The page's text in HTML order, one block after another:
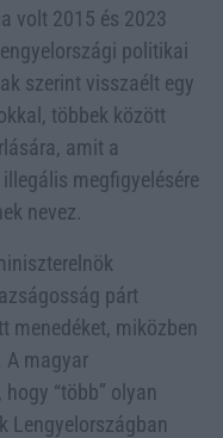
volt 2015 és 2023
politikai
szerint visszaélt egy
többek között
amit a
megfigyelésére
nevez.
párt
menedéket, miközben
A magyar
“több” olyan
Lengyelországban